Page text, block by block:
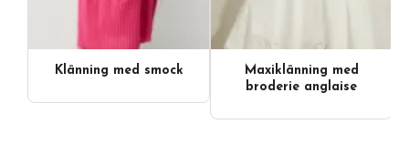
Klänning med smock
Maxiklänning med
broderie anglaise